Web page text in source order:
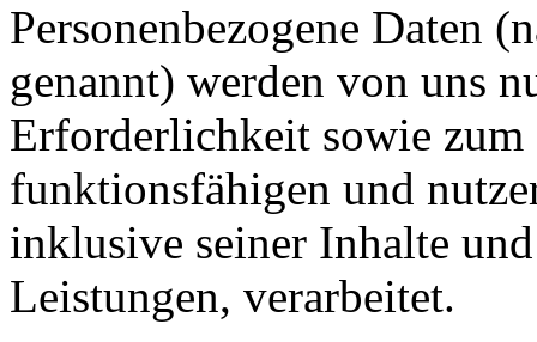
Personenbezogene Daten
genannt) werden von uns
Erforderlichkeit sowie zum
funktionsfähigen und
inklusive seiner Inhalte
Leistungen, verarbeitet.